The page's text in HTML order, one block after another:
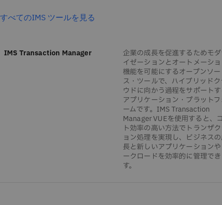
すべてのIMS ツールを見る
IMS Transaction Manager
企業の成長を促進するためモ
イゼーションとオートメーシ
機能を可能にするオープンソー
ス・ツールで、ハイブリッド
ウドに向かう過程をサポート
アプリケーション・プラット
ームです。IMS Transaction
Manager VUEを使用すると、
ト効率の高い方法でトランザ
ョン処理を実現し、ビジネス
長と新しいアプリケーション
ークロードを効率的に管理で
す。